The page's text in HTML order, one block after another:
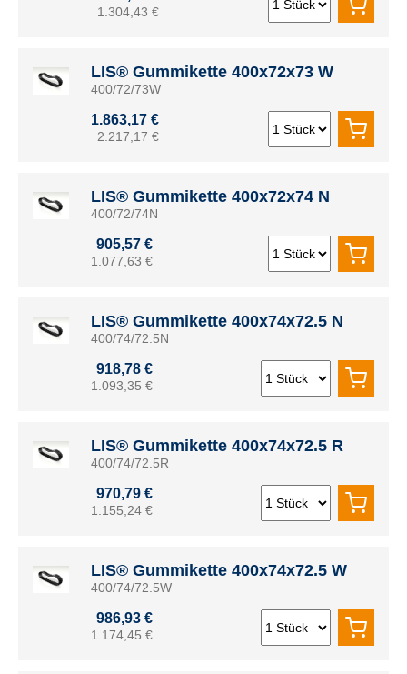
1.304,43 €
LIS® Gummikette 400x72x73 W
400/72/73W
1.863,17 €
2.217,17 €
LIS® Gummikette 400x72x74 N
400/72/74N
905,57 €
1.077,63 €
LIS® Gummikette 400x74x72.5 N
400/74/72.5N
918,78 €
1.093,35 €
LIS® Gummikette 400x74x72.5 R
400/74/72.5R
970,79 €
1.155,24 €
LIS® Gummikette 400x74x72.5 W
400/74/72.5W
986,93 €
1.174,45 €